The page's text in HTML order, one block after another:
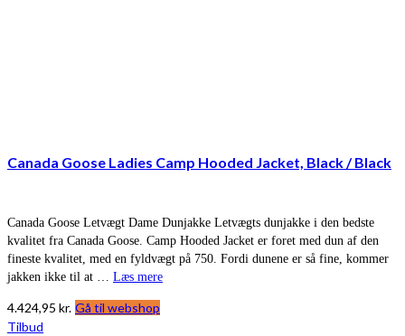
Canada Goose Ladies Camp Hooded Jacket, Black / Black
Canada Goose Letvægt Dame Dunjakke Letvægts dunjakke i den bedste
kvalitet fra Canada Goose. Camp Hooded Jacket er foret med dun af den
fineste kvalitet, med en fyldvægt på 750. Fordi dunene er så fine, kommer
jakken ikke til at … Læs mere
4.424,95 kr. Gå til webshop
Tilbud